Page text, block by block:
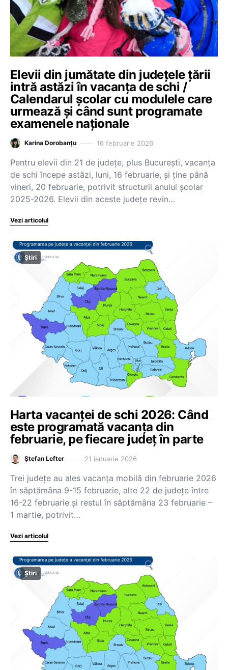
Elevii din jumătate din județele țării
intră astăzi în vacanța de schi /
Calendarul școlar cu modulele care
urmează și când sunt programate
examenele naționale
Karina Dorobanțu 16 februarie 2026
Pentru elevii din 21 de județe, plus București, vacanța
de schi începe astăzi, luni, 16 februarie, și ține până
vineri, 20 februarie, potrivit structurii anului școlar
2025-2026. Elevii din aceste județe revin…
Vezi articolul
Știri
Harta vacanței de schi 2026: Când
este programată vacanța din
februarie, pe fiecare județ în parte
Ștefan Lefter 21 ianuarie 2026
Trei județe au ales vacanța mobilă din februarie 2026
în săptămâna 9-15 februarie, alte 22 de județe între
16-22 februarie și restul în săptămâna 23 februarie –
1 martie, potrivit…
Vezi articolul
Știri